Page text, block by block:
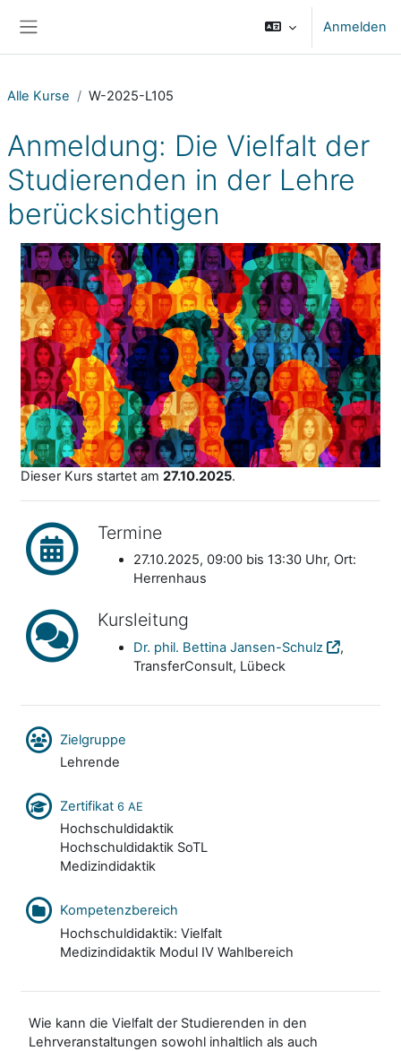
Anmelden
Alle Kurse W-2025-L105
Anmeldung: Die Vielfalt der
Studierenden in der Lehre
berücksichtigen
Dieser Kurs startet am 27.10.2025.
Termine
27.10.2025, 09:00 bis 13:30 Uhr, Ort:
Herrenhaus
Kursleitung
Dr. phil. Bettina Jansen-Schulz
,
TransferConsult, Lübeck
Zielgruppe
Lehrende
Zertifikat 6 AE
Hochschuldidaktik
Hochschuldidaktik SoTL
Medizindidaktik
Kompetenzbereich
Hochschuldidaktik: Vielfalt
Medizindidaktik Modul IV Wahlbereich
Wie kann die Vielfalt der Studierenden in den
Lehrveranstaltungen sowohl inhaltlich als auch